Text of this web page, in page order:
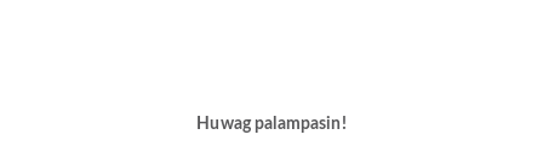
Huwag palampasin!